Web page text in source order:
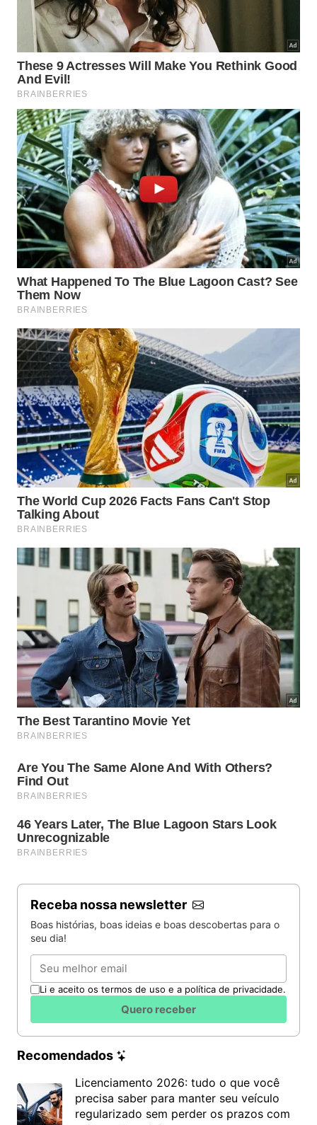
O que fazer para evitar que o piso
volte a estufar após o reparo?
A prevenção começa na escolha dos materiais e no
respeito às especificações técnicas de instalação.
Cada tipo de revestimento tem um coeficiente de
dilatação diferente e exige argamassa compatível.
deve ser de 2 a 4 milímetros, e para áreas externas,
de 4 a 6 milímetros. Nunca assente o piso
encostado diretamente na parede.
Se a causa original do estufamento foi umidade, a
impermeabilização do contrapiso precisa ser
corrigida antes de qualquer reassentamento. Em
casas com pisos antigos instalados com cimento
puro, o risco de descolamento é naturalmente
maior, e a substituição gradual da argamassa por
produto adequado é o caminho mais seguro para
resolver o problema de forma definitiva sem
precisar demolir toda a cerâmica de uma vez.
Receba nossa newsletter
Boas histórias, boas ideias e boas descobertas para o
seu dia!
Email
Li e aceito os termos de uso e a política de privacidade.
Quero receber
Recomendados
Licenciamento 2026: tudo o que você
precisa saber para manter seu veículo
regularizado sem perder os prazos com